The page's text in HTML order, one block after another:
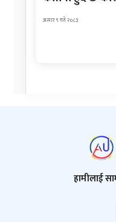
असार ९ गते २०८३
हामीलाई